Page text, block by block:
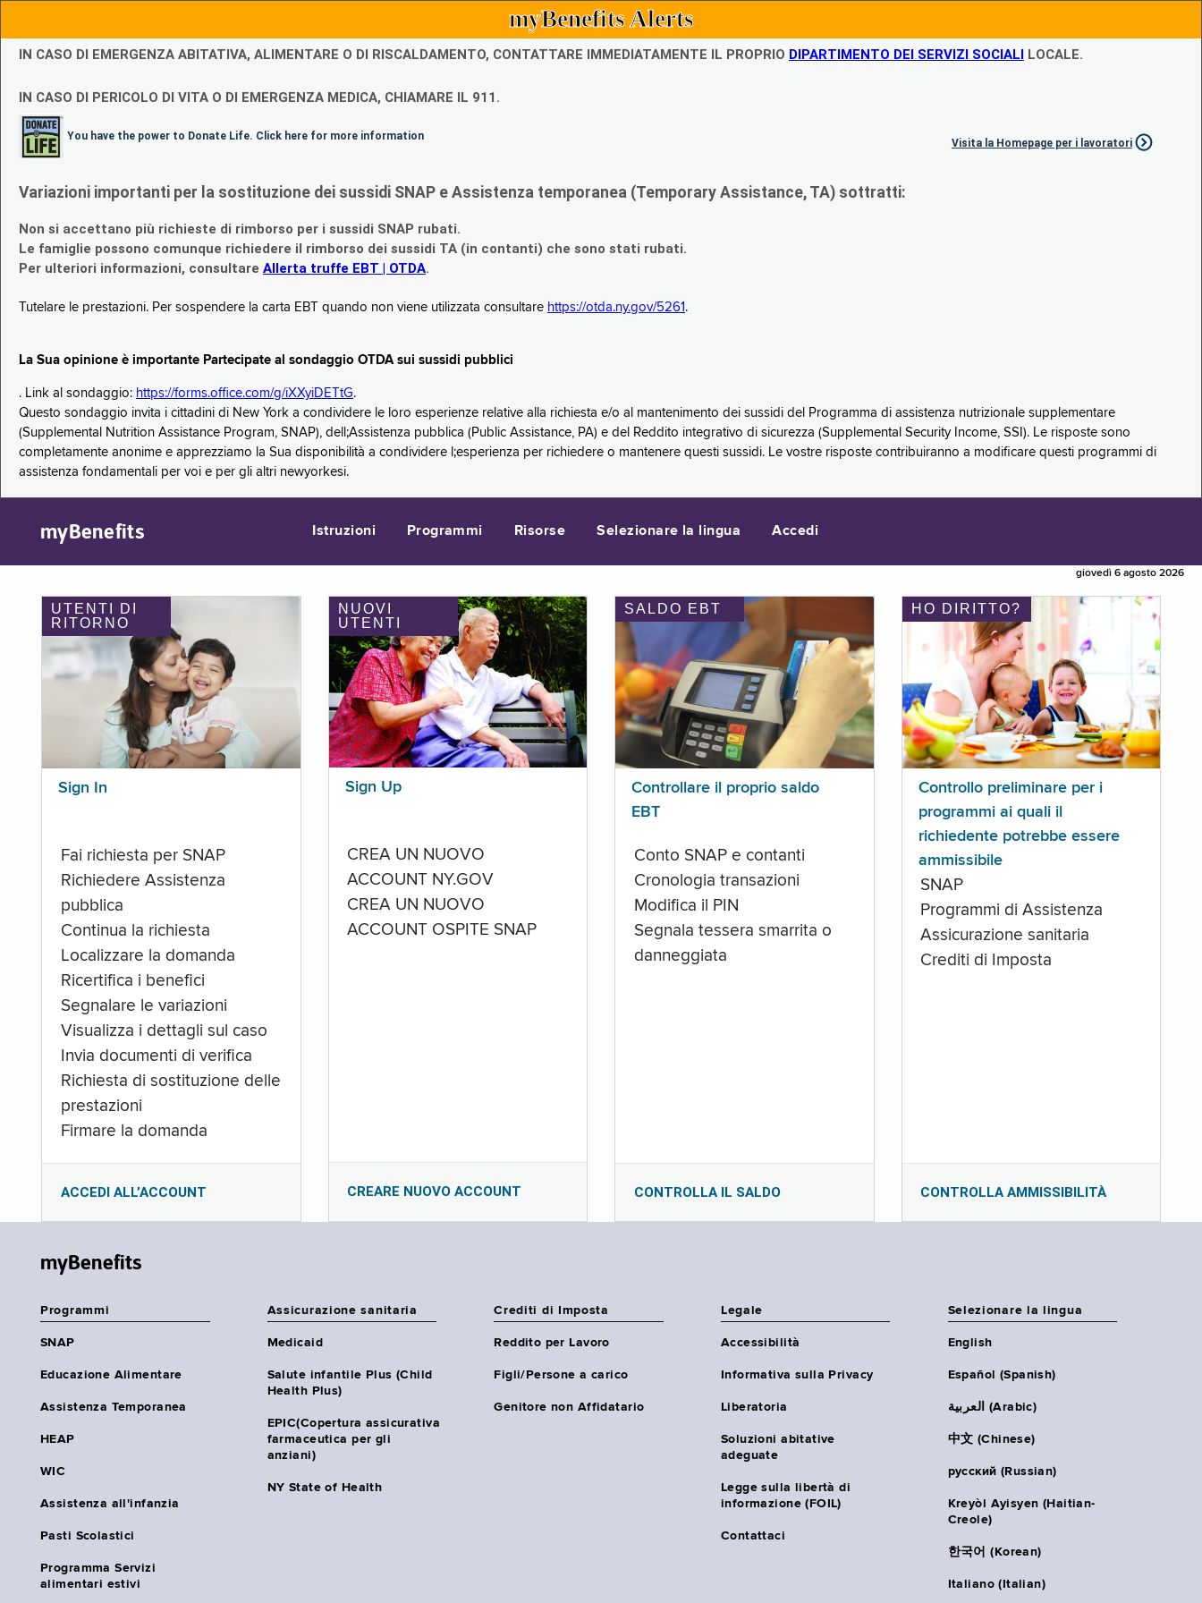
myBenefits Alerts
IN CASO DI EMERGENZA ABITATIVA, ALIMENTARE O DI RISCALDAMENTO, CONTATTARE IMMEDIATAMENTE IL PROPRIO DIPARTIMENTO DEI SERVIZI SOCIALI LOCALE.
IN CASO DI PERICOLO DI VITA O DI EMERGENZA MEDICA, CHIAMARE IL 911.
You have the power to Donate Life. Click here for more information
Visita la Homepage per i lavoratori
Variazioni importanti per la sostituzione dei sussidi SNAP e Assistenza temporanea (Temporary Assistance, TA) sottratti:
Non si accettano più richieste di rimborso per i sussidi SNAP rubati.
Le famiglie possono comunque richiedere il rimborso dei sussidi TA (in contanti) che sono stati rubati.
Per ulteriori informazioni, consultare Allerta truffe EBT | OTDA.
Tutelare le prestazioni. Per sospendere la carta EBT quando non viene utilizzata consultare https://otda.ny.gov/5261 .
La Sua opinione è importante Partecipate al sondaggio OTDA sui sussidi pubblici
. Link al sondaggio: https://forms.office.com/g/iXXyiDETtG.
Questo sondaggio invita i cittadini di New York a condividere le loro esperienze relative alla richiesta e/o al mantenimento dei sussidi del Programma di assistenza nutrizionale supplementare
(Supplemental Nutrition Assistance Program, SNAP), dell;Assistenza pubblica (Public Assistance, PA) e del Reddito integrativo di sicurezza (Supplemental Security Income, SSI). Le risposte sono
completamente anonime e apprezziamo la Sua disponibilità a condividere l;esperienza per richiedere o mantenere questi sussidi. Le vostre risposte contribuiranno a modificare questi programmi di
assistenza fondamentali per voi e per gli altri newyorkesi.
myBenefits Istruzioni Programmi Risorse Selezionare la lingua Accedi
giovedì 6 agosto 2026
UTENTI DI
RITORNO
Sign In
Fai richiesta per SNAP
Richiedere Assistenza
pubblica
Continua la richiesta
Localizzare la domanda
Ricertifica i benefici
Segnalare le variazioni
Visualizza i dettagli sul caso
Invia documenti di verifica
Richiesta di sostituzione delle
prestazioni
Firmare la domanda
ACCEDI ALL’ACCOUNT
NUOVI
UTENTI
Sign Up
CREA UN NUOVO
ACCOUNT NY.GOV
CREA UN NUOVO
ACCOUNT OSPITE SNAP
CREARE NUOVO ACCOUNT
SALDO EBT
Controllare il proprio saldo
EBT
Conto SNAP e contanti
Cronologia transazioni
Modifica il PIN
Segnala tessera smarrita o
danneggiata
CONTROLLA IL SALDO
HO DIRITTO?
Controllo preliminare per i
programmi ai quali il
richiedente potrebbe essere
ammissibile
SNAP
Programmi di Assistenza
Assicurazione sanitaria
Crediti di Imposta
CONTROLLA AMMISSIBILITÀ
myBenefits
Programmi
SNAP
Educazione Alimentare
Assistenza Temporanea
HEAP
WIC
Assistenza all'infanzia
Pasti Scolastici
Programma Servizi
alimentari estivi
Assicurazione sanitaria
Medicaid
Salute infantile Plus (Child
Health Plus)
EPIC(Copertura assicurativa
farmaceutica per gli
anziani)
NY State of Health
Crediti di Imposta
Reddito per Lavoro
Figli/Persone a carico
Genitore non Affidatario
Legale
Accessibilità
Informativa sulla Privacy
Liberatoria
Soluzioni abitative
adeguate
Legge sulla libertà di
informazione (FOIL)
Contattaci
Selezionare la lingua
English
Español (Spanish)
العربية (Arabic)
中文 (Chinese)
русский (Russian)
Kreyòl Ayisyen (Haitian-
Creole)
한국어 (Korean)
Italiano (Italian)